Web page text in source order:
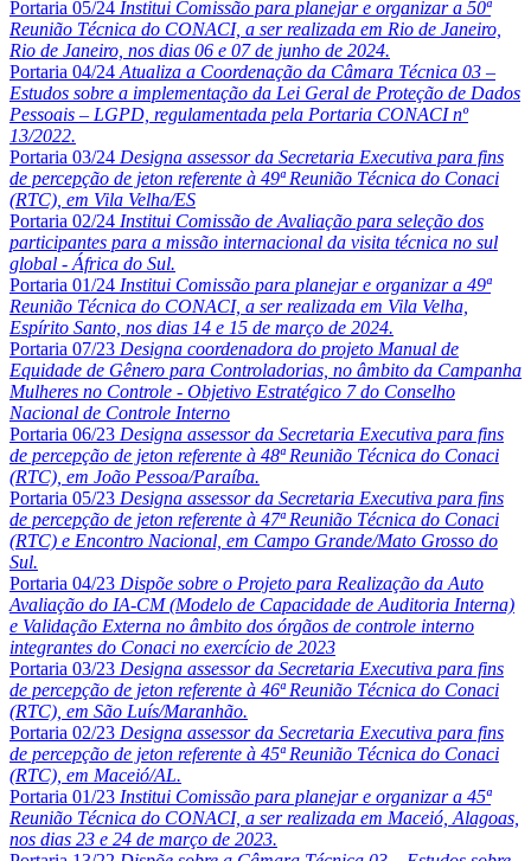
Portaria 05/24 Institui Comissão para planejar e organizar a 50ª
Reunião Técnica do CONACI, a ser realizada em Rio de Janeiro,
Rio de Janeiro, nos dias 06 e 07 de junho de 2024.
Portaria 04/24 Atualiza a Coordenação da Câmara Técnica 03 –
Estudos sobre a implementação da Lei Geral de Proteção de Dados
Pessoais – LGPD, regulamentada pela Portaria CONACI nº
13/2022.
Portaria 03/24 Designa assessor da Secretaria Executiva para fins
de percepção de jeton referente à 49ª Reunião Técnica do Conaci
(RTC), em Vila Velha/ES
Portaria 02/24 Institui Comissão de Avaliação para seleção dos
participantes para a missão internacional da visita técnica no sul
global - África do Sul.
Portaria 01/24 Institui Comissão para planejar e organizar a 49ª
Reunião Técnica do CONACI, a ser realizada em Vila Velha,
Espírito Santo, nos dias 14 e 15 de março de 2024.
Portaria 07/23 Designa coordenadora do projeto Manual de
Equidade de Gênero para Controladorias, no âmbito da Campanha
Mulheres no Controle - Objetivo Estratégico 7 do Conselho
Nacional de Controle Interno
Portaria 06/23 Designa assessor da Secretaria Executiva para fins
de percepção de jeton referente à 48ª Reunião Técnica do Conaci
(RTC), em João Pessoa/Paraíba.
Portaria 05/23 Designa assessor da Secretaria Executiva para fins
de percepção de jeton referente à 47ª Reunião Técnica do Conaci
(RTC) e Encontro Nacional, em Campo Grande/Mato Grosso do
Sul.
Portaria 04/23 Dispõe sobre o Projeto para Realização da Auto
Avaliação do IA-CM (Modelo de Capacidade de Auditoria Interna)
e Validação Externa no âmbito dos órgãos de controle interno
integrantes do Conaci no exercício de 2023
Portaria 03/23 Designa assessor da Secretaria Executiva para fins
de percepção de jeton referente à 46ª Reunião Técnica do Conaci
(RTC), em São Luís/Maranhão.
Portaria 02/23 Designa assessor da Secretaria Executiva para fins
de percepção de jeton referente à 45ª Reunião Técnica do Conaci
(RTC), em Maceió/AL.
Portaria 01/23 Institui Comissão para planejar e organizar a 45ª
Reunião Técnica do CONACI, a ser realizada em Maceió, Alagoas,
nos dias 23 e 24 de março de 2023.